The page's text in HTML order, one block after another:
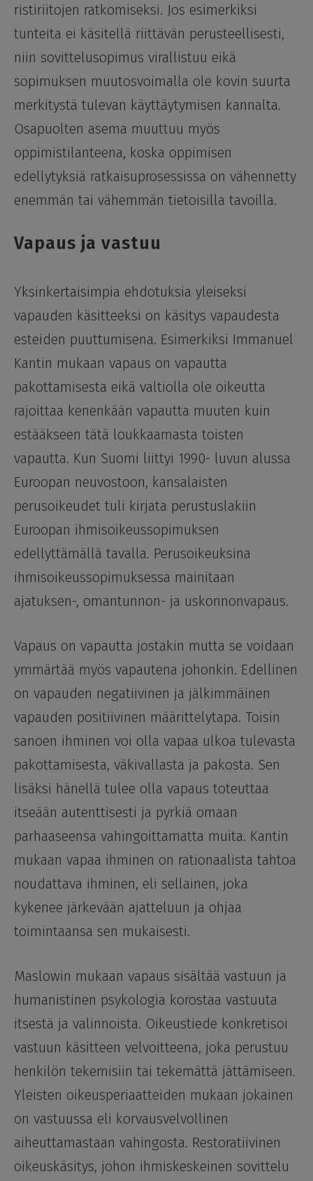
ristiriitojen ratkomiseksi. Jos esimerkiksi
tunteita ei käsitellä riittävän perusteellisesti,
niin sovittelusopimus virallistuu eikä
sopimuksen muutosvoimalla ole kovin suurta
merkitystä tulevan käyttäytymisen kannalta.
Osapuolten asema muuttuu myös
oppimistilanteena, koska oppimisen
edellytyksiä ratkaisuprosessissa on vähennetty
enemmän tai vähemmän tietoisilla tavoilla.
Vapaus ja vastuu
Yksinkertaisimpia ehdotuksia yleiseksi
vapauden käsitteeksi on käsitys vapaudesta
esteiden puuttumisena. Esimerkiksi Immanuel
Kantin mukaan vapaus on vapautta
pakottamisesta eikä valtiolla ole oikeutta
rajoittaa kenenkään vapautta muuten kuin
estääkseen tätä loukkaamasta toisten
vapautta. Kun Suomi liittyi 1990- luvun alussa
Euroopan neuvostoon, kansalaisten
perusoikeudet tuli kirjata perustuslakiin
Euroopan ihmisoikeussopimuksen
edellyttämällä tavalla. Perusoikeuksina
ihmisoikeussopimuksessa mainitaan
ajatuksen-, omantunnon- ja uskonnonvapaus.
Vapaus on vapautta jostakin mutta se voidaan
ymmärtää myös vapautena johonkin. Edellinen
on vapauden negatiivinen ja jälkimmäinen
vapauden positiivinen määrittelytapa. Toisin
sanoen ihminen voi olla vapaa ulkoa tulevasta
pakottamisesta, väkivallasta ja pakosta. Sen
lisäksi hänellä tulee olla vapaus toteuttaa
itseään autenttisesti ja pyrkiä omaan
parhaaseensa vahingoittamatta muita. Kantin
mukaan vapaa ihminen on rationaalista tahtoa
noudattava ihminen, eli sellainen, joka
kykenee järkevään ajatteluun ja ohjaa
toimintaansa sen mukaisesti.
Maslowin mukaan vapaus sisältää vastuun ja
humanistinen psykologia korostaa vastuuta
itsestä ja valinnoista. Oikeustiede konkretisoi
vastuun käsitteen velvoitteena, joka perustuu
henkilön tekemisiin tai tekemättä jättämiseen.
Yleisten oikeusperiaatteiden mukaan jokainen
on vastuussa eli korvausvelvollinen
aiheuttamastaan vahingosta. Restoratiivinen
oikeuskäsitys, johon ihmiskeskeinen sovittelu